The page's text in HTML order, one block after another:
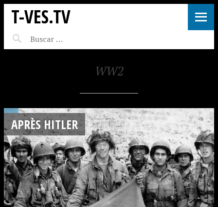
T-VES.TV
WW2
APRÈS HITLER